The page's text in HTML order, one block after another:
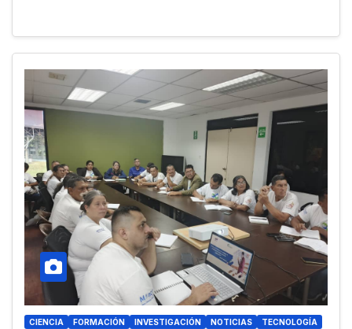
CIENCIA FORMACIÓN INVESTIGACIÓN NOTICIAS TECNOLOGÍA